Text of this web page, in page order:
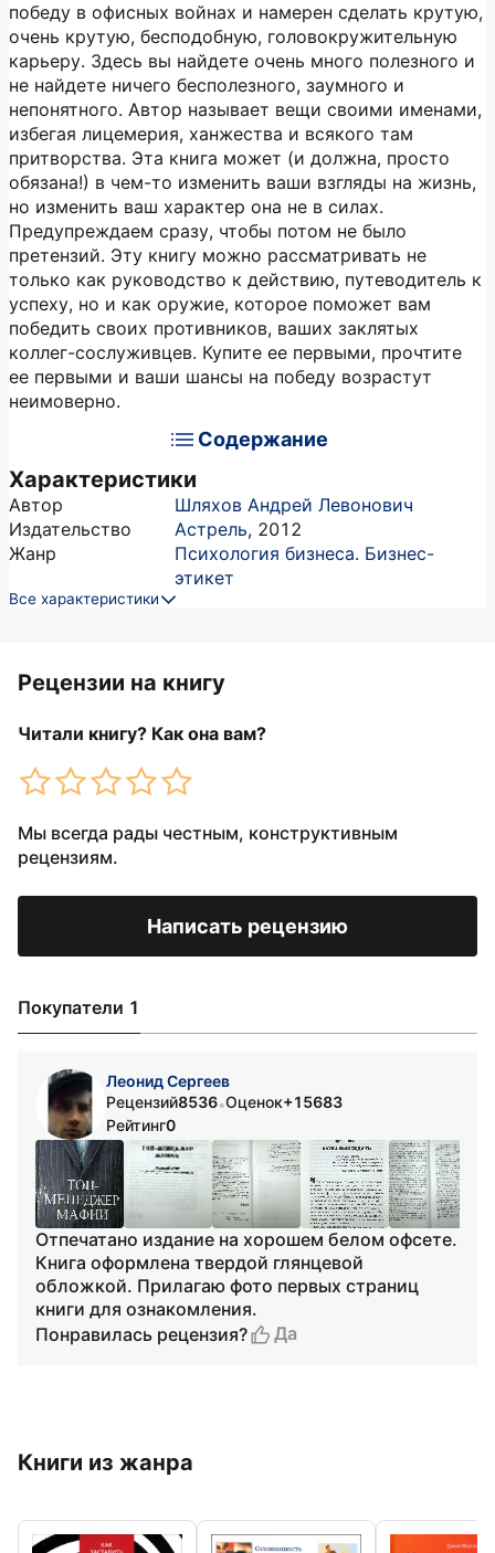
победу в офисных войнах и намерен сделать крутую,
очень крутую, бесподобную, головокружительную
карьеру. Здесь вы найдете очень много полезного и
не найдете ничего бесполезного, заумного и
непонятного. Автор называет вещи своими именами,
избегая лицемерия, ханжества и всякого там
притворства. Эта книга может (и должна, просто
обязана!) в чем-то изменить ваши взгляды на жизнь,
но изменить ваш характер она не в силах.
Предупреждаем сразу, чтобы потом не было
претензий. Эту книгу можно рассматривать не
только как руководство к действию, путеводитель к
успеху, но и как оружие, которое поможет вам
победить своих противников, ваших заклятых
коллег-сослуживцев. Купите ее первыми, прочтите
ее первыми и ваши шансы на победу возрастут
неимоверно.
Содержание
Характеристики
Автор
Шляхов Андрей Левонович
Издательство
Астрель, 2012
Жанр
Психология бизнеса. Бизнес-
этикет
Все характеристики
Рецензии на книгу
Читали книгу? Как она вам?
Мы всегда рады честным, конструктивным
рецензиям.
Написать рецензию
Покупатели 1
Леонид Сергеев
Рецензий8536•Оценок+15683
Рейтинг0
Отпечатано издание на хорошем белом офсете.
Книга оформлена твердой глянцевой
обложкой. Прилагаю фото первых страниц
книги для ознакомления.
Понравилась рецензия?
Да
Книги из жанра